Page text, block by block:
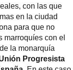
con las que
en la ciudad
para que no
marroquíes con el
la monarquía
Progresista